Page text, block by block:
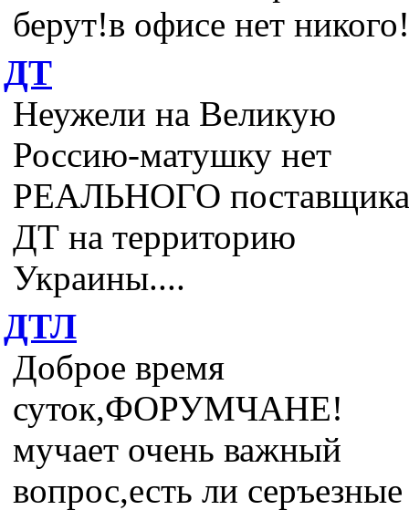
берут!в офисе нет никого!
ДТ
Неужели на Великую
Россию-матушку нет
РЕАЛЬНОГО поставщика
ДТ на территорию
Украины....
ДТЛ
Доброе время
суток,ФОРУМЧАНЕ!
мучает очень важный
вопрос,есть ли серъезные